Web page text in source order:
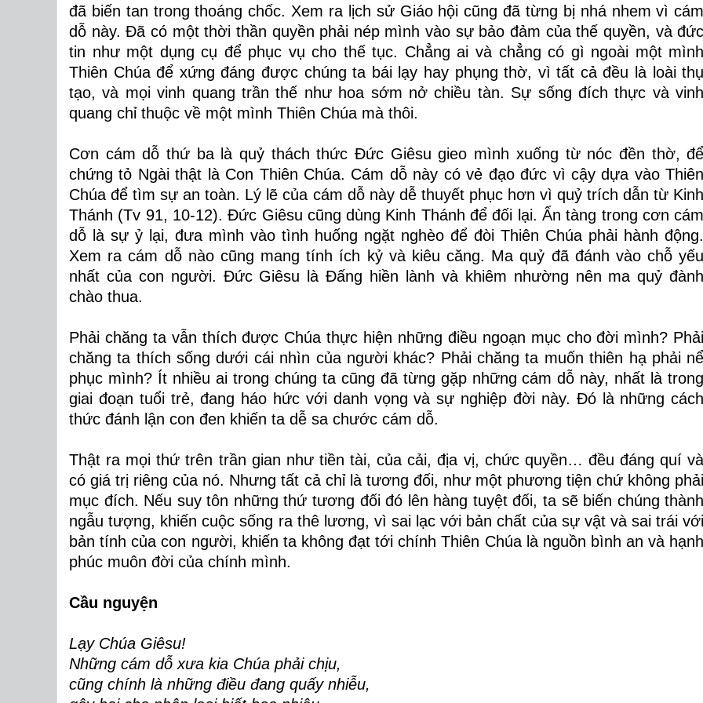
đã biến tan trong thoáng chốc. Xem ra lịch sử Giáo hội cũng đã từng bị nhá nhem vì cám
dỗ này. Đã có một thời thần quyền phải nép mình vào sự bảo đảm của thế quyền, và đức
tin như một dụng cụ để phục vụ cho thế tục. Chẳng ai và chẳng có gì ngoài một mình
Thiên Chúa để xứng đáng được chúng ta bái lạy hay phụng thờ, vì tất cả đều là loài thụ
tạo, và mọi vinh quang trần thế như hoa sớm nở chiều tàn. Sự sống đích thực và vinh
quang chỉ thuộc về một mình Thiên Chúa mà thôi.
Cơn cám dỗ thứ ba là quỷ thách thức Đức Giêsu gieo mình xuống từ nóc đền thờ, để
chứng tỏ Ngài thật là Con Thiên Chúa. Cám dỗ này có vẻ đạo đức vì cậy dựa vào Thiên
Chúa để tìm sự an toàn. Lý lẽ của cám dỗ này dễ thuyết phục hơn vì quỷ trích dẫn từ Kinh
Thánh (Tv 91, 10-12). Đức Giêsu cũng dùng Kinh Thánh để đối lại. Ẩn tàng trong cơn cám
dỗ là sự ỷ lại, đưa mình vào tình huống ngặt nghèo để đòi Thiên Chúa phải hành động.
Xem ra cám dỗ nào cũng mang tính ích kỷ và kiêu căng. Ma quỷ đã đánh vào chỗ yếu
nhất của con người. Đức Giêsu là Đấng hiền lành và khiêm nhường nên ma quỷ đành
chào thua.
Phải chăng ta vẫn thích được Chúa thực hiện những điều ngoạn mục cho đời mình? Phải
chăng ta thích sống dưới cái nhìn của người khác? Phải chăng ta muốn thiên hạ phải nể
phục mình? Ít nhiều ai trong chúng ta cũng đã từng gặp những cám dỗ này, nhất là trong
giai đoạn tuổi trẻ, đang háo hức với danh vọng và sự nghiệp đời này. Đó là những cách
thức đánh lận con đen khiến ta dễ sa chước cám dỗ.
Thật ra mọi thứ trên trần gian như tiền tài, của cải, địa vị, chức quyền… đều đáng quí và
có giá trị riêng của nó. Nhưng tất cả chỉ là tương đối, như một phương tiện chứ không phải
mục đích. Nếu suy tôn những thứ tương đối đó lên hàng tuyệt đối, ta sẽ biến chúng thành
ngẫu tượng, khiến cuộc sống ra thê lương, vì sai lạc với bản chất của sự vật và sai trái với
bản tính của con người, khiến ta không đạt tới chính Thiên Chúa là nguồn bình an và hạnh
phúc muôn đời của chính mình.
Cầu nguyện
Lạy Chúa Giêsu!
Những cám dỗ xưa kia Chúa phải chịu,
cũng chính là những điều đang quấy nhiễu,